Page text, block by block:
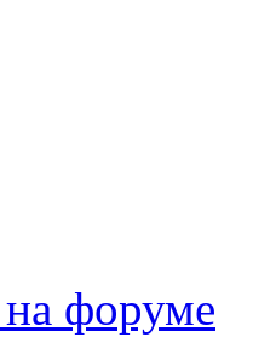
форуме